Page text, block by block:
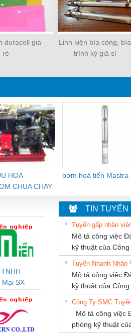
duracell giá
rẻ
Linh kiện bìa còng, bìa
trình ký giá sỉ
HOA
CHUA CHAY
bơm hoả tiển Mastra
Hiệu
-
Rơ Le An Toàn
Phoenix Contact
2986960 – PSR-
SCP-
24DC/FSP/2X1/1X2
Bộ
1K5 L
SX
CÔNG TY CP TỰ
ĐỘNG TIẾN
HƯNG
TIN TUYỂN
Mô tả công việc
kỹ thuật của Công
Tuyển Nhanh Nhân
Mô tả công việc
kỹ thuật của Công
Mô tả công việc
phòng kỹ thuật